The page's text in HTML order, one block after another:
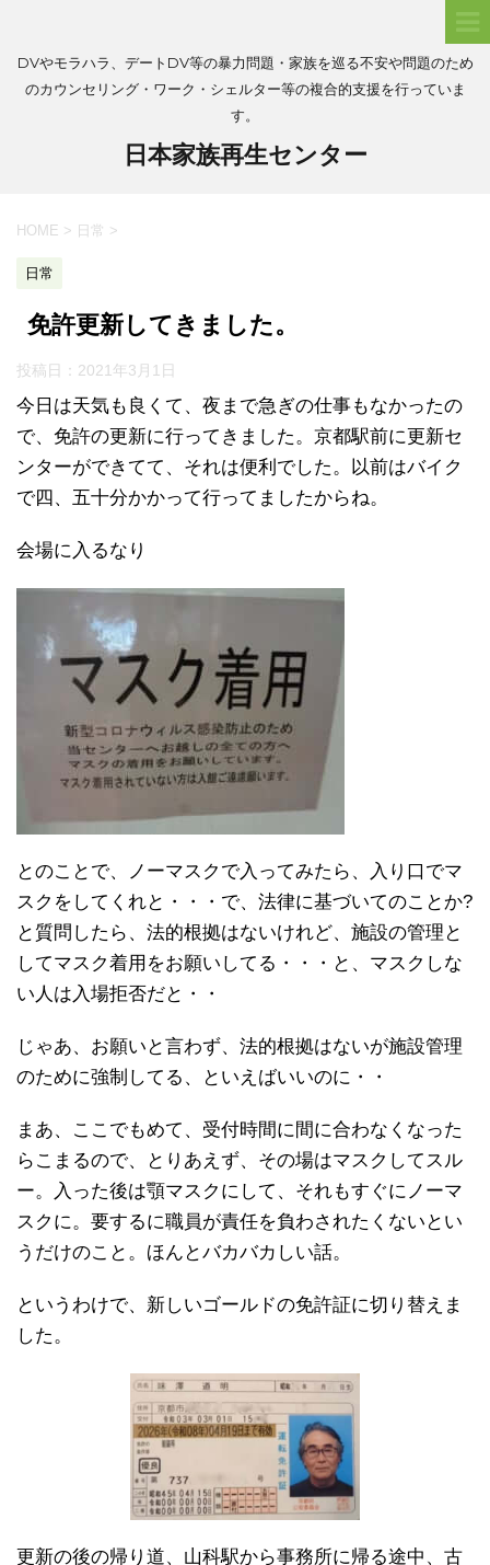
DVやモラハラ、デートDV等の暴力問題・家族を巡る不安や問題のため
のカウンセリング・ワーク・シェルター等の複合的支援を行っていま
す。
日本家族再生センター
HOME > 日常 >
日常
免許更新してきました。
投稿日： 2021年3月1日
今日は天気も良くて、夜まで急ぎの仕事もなかったの
で、免許の更新に行ってきました。京都駅前に更新セ
ンターができてて、それは便利でした。以前はバイク
で四、五十分かかって行ってましたからね。
会場に入るなり
とのことで、ノーマスクで入ってみたら、入り口でマ
スクをしてくれと・・・で、法律に基づいてのことか?
と質問したら、法的根拠はないけれど、施設の管理と
してマスク着用をお願いしてる・・・と、マスクしな
い人は入場拒否だと・・
じゃあ、お願いと言わず、法的根拠はないが施設管理
のために強制してる、といえばいいのに・・
まあ、ここでもめて、受付時間に間に合わなくなった
らこまるので、とりあえず、その場はマスクしてスル
ー。入った後は顎マスクにして、それもすぐにノーマ
スクに。要するに職員が責任を負わされたくないとい
うだけのこと。ほんとバカバカしい話。
というわけで、新しいゴールドの免許証に切り替えま
した。
更新の後の帰り道、山科駅から事務所に帰る途中、古